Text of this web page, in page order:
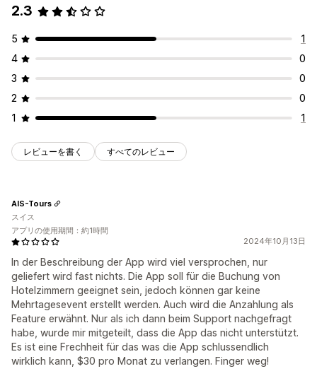
カレンダー スケジュール
カスタマイズ
予約ページ カレンダーウィジェット カスタムCSS
2.3
5
1
4
0
3
0
2
0
1
1
レビューを書く すべてのレビュー
2024年10月13日
In der Beschreibung der App wird viel versprochen, nur
geliefert wird fast nichts. Die App soll für die Buchung von
Hotelzimmern geeignet sein, jedoch können gar keine
Mehrtagesevent erstellt werden. Auch wird die Anzahlung als
Feature erwähnt. Nur als ich dann beim Support nachgefragt
habe, wurde mir mitgeteilt, dass die App das nicht unterstützt.
Es ist eine Frechheit für das was die App schlussendlich
wirklich kann, $30 pro Monat zu verlangen. Finger weg!
AIS-Tours
スイス
アプリの使用期間：約1時間